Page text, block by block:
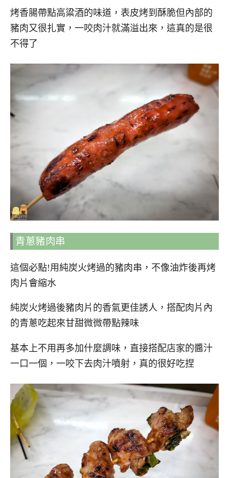
烤香腸帶點高粱酒的味道，表皮烤到酥脆但內部的
豬肉又很扎實，一咬肉汁就滿溢出來，這真的是很
不得了
青蔥豬肉串
這個必點!用純炭火烤過的豬肉串，不像油炸後再烤
肉片會縮水
純炭火烤過後豬肉片的香氣更佳誘人，搭配肉片內
的青蔥吃起來甘甜微微帶點辣味
基本上不用再多加什麼調味，直接搭配店家的醬汁
一口一個，一咬下去肉汁噴射，真的很好吃捏